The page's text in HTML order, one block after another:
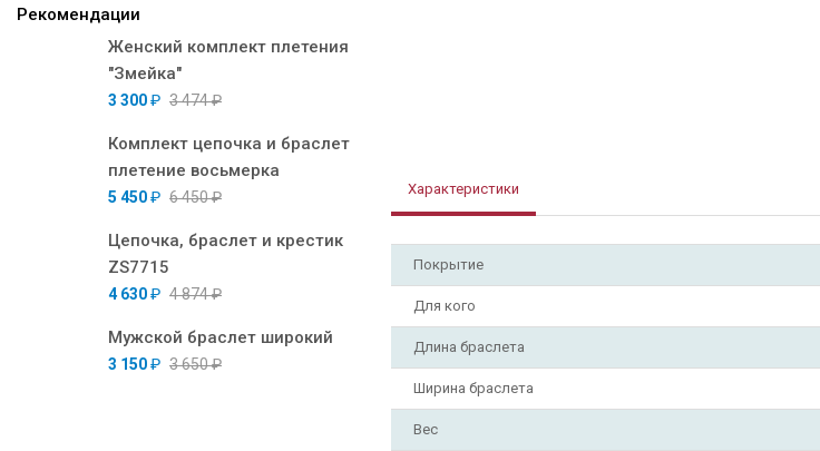
Рекомендации
Женский комплект плетения
"Змейка"
3 300₽ 3 474₽
Комплект цепочка и браслет
плетение восьмерка
5 450₽ 6 450₽
Цепочка, браслет и крестик
ZS7715
4 630₽ 4 874₽
Мужской браслет широкий
3 150₽ 3 650₽
Характеристики
Покрытие
Для кого
Длина браслета
Ширина браслета
Вес